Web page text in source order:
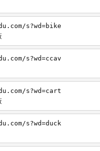
s?wd=bike
s?wd=ccav
s?wd=cart
s?wd=duck